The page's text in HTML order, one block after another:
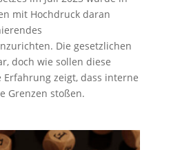
mit Hochdruck daran
Die gesetzlichen
doch wie sollen diese
Erfahrung zeigt, dass interne
Grenzen stoßen.